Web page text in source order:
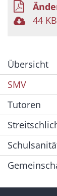
44 KB
Übersicht
SMV
Tutoren